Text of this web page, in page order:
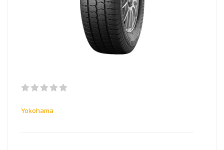
Yokohama